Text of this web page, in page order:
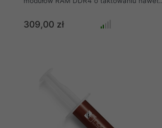
również obsługę układów graficznych Vega
zintegrowanych z procesorami AMD. Dzięki
309,00 zł